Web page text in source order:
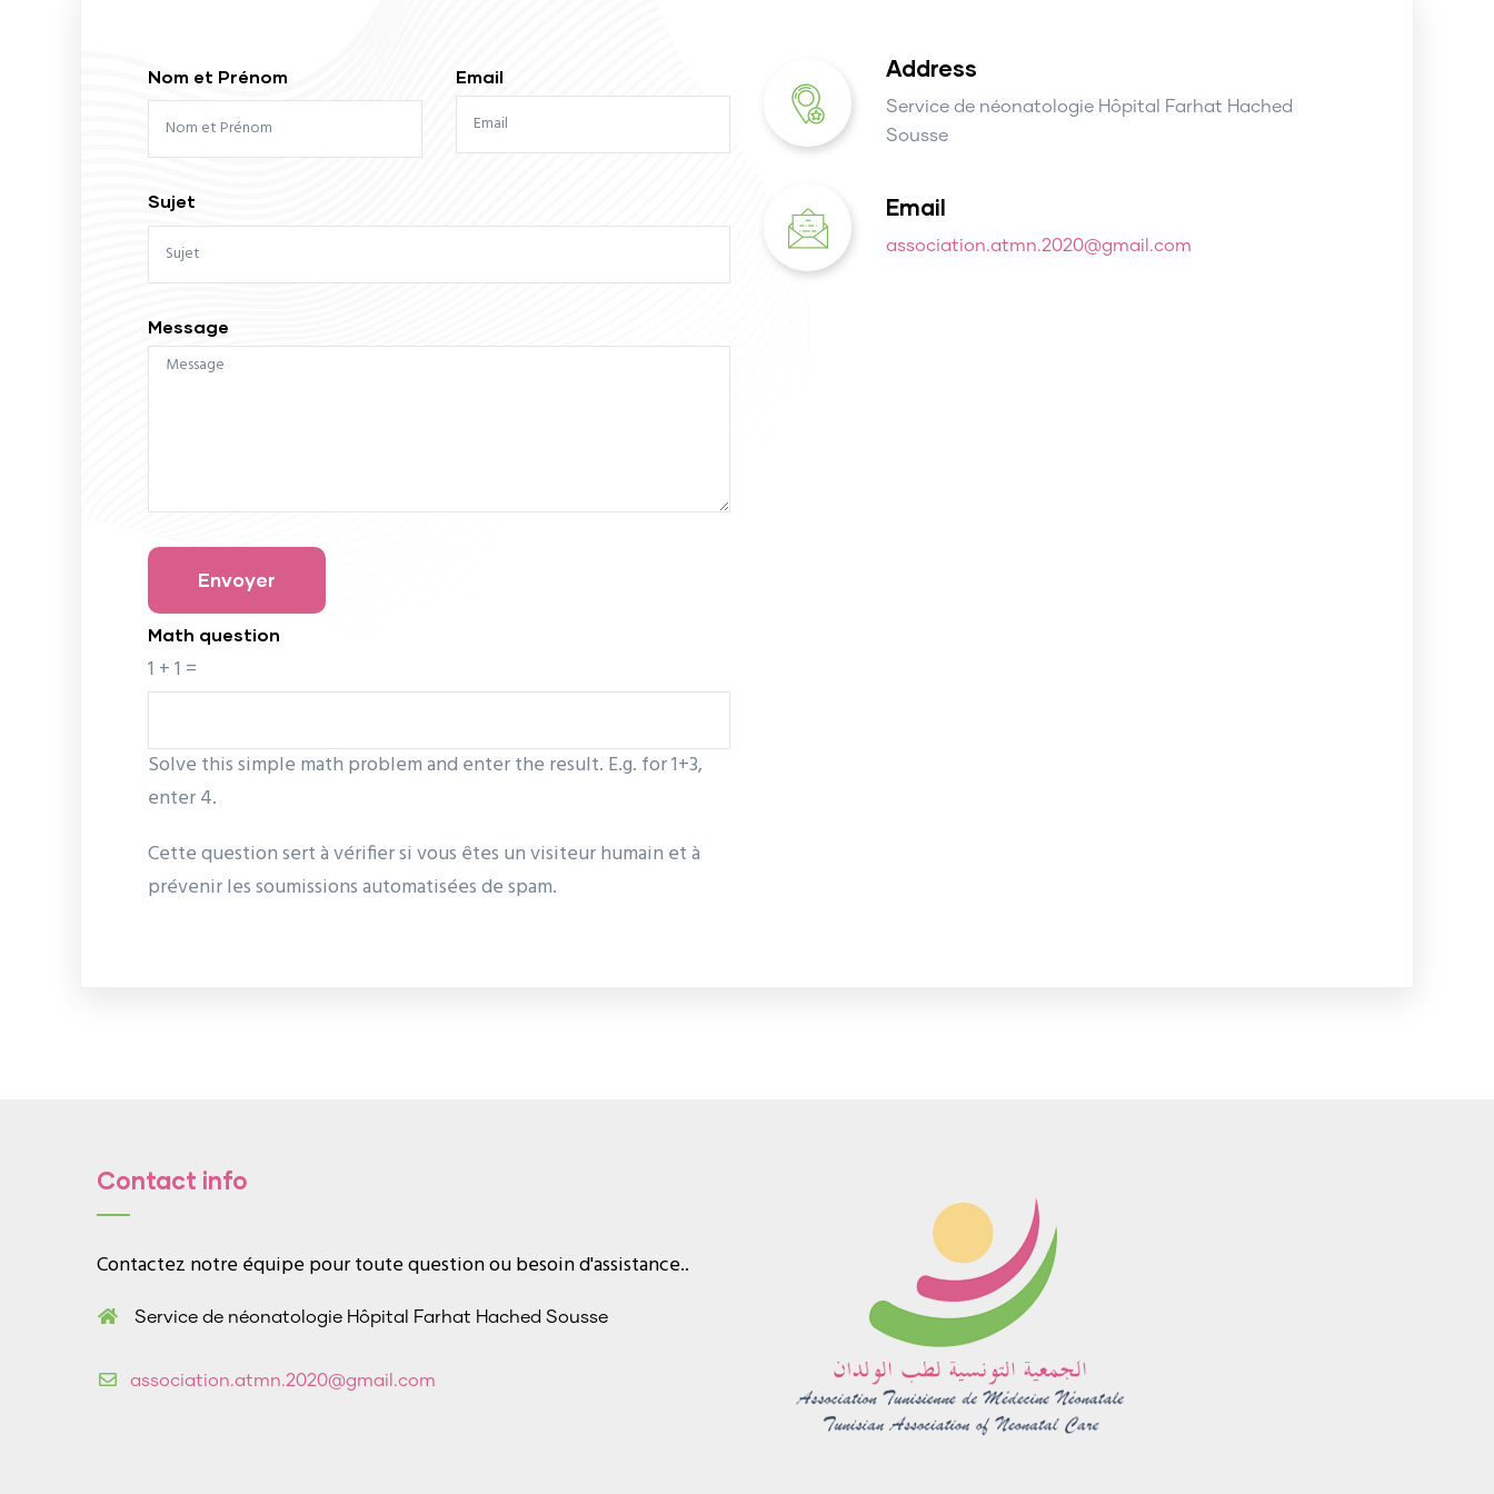
Nom et Prénom Email
Sujet
Message
Math question
1 + 1 =
Solve this simple math problem and enter the result. E.g. for 1+3,
enter 4.
Cette question sert à vérifier si vous êtes un visiteur humain et à
prévenir les soumissions automatisées de spam.
Address
Service de néonatologie Hôpital Farhat Hached
Sousse
Email
association.atmn.2020@gmail.com
Contact info
Contactez notre équipe pour toute question ou besoin d'assistance..
Service de néonatologie Hôpital Farhat Hached Sousse
association.atmn.2020@gmail.com